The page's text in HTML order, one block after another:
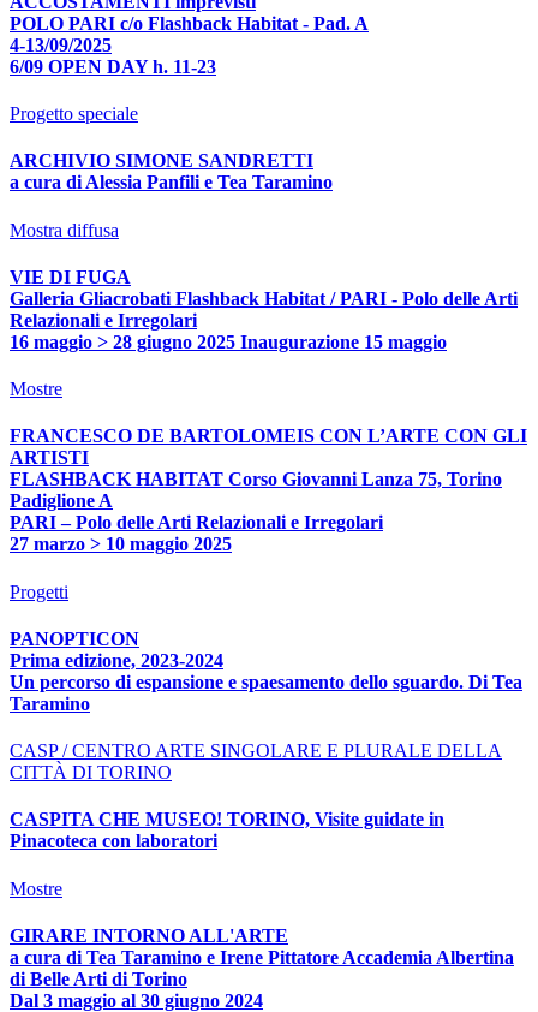
POLO PARI c/o Flashback Habitat - Pad. A
4-13/09/2025
6/09 OPEN DAY h. 11-23
Progetto speciale
ARCHIVIO SIMONE SANDRETTI
a cura di Alessia Panfili e Tea Taramino
Mostra diffusa
VIE DI FUGA
Galleria Gliacrobati Flashback Habitat / PARI - Polo delle Arti
Relazionali e Irregolari
16 maggio > 28 giugno 2025 Inaugurazione 15 maggio
Mostre
FRANCESCO DE BARTOLOMEIS CON L’ARTE CON GLI
ARTISTI
FLASHBACK HABITAT Corso Giovanni Lanza 75, Torino
Padiglione A
PARI – Polo delle Arti Relazionali e Irregolari
27 marzo > 10 maggio 2025
Progetti
PANOPTICON
Prima edizione, 2023-2024
Un percorso di espansione e spaesamento dello sguardo. Di Tea
Taramino
CASP / CENTRO ARTE SINGOLARE E PLURALE DELLA
CITTÀ DI TORINO
CASPITA CHE MUSEO! TORINO, Visite guidate in
Pinacoteca con laboratori
Mostre
GIRARE INTORNO ALL'ARTE
a cura di Tea Taramino e Irene Pittatore Accademia Albertina
di Belle Arti di Torino
Dal 3 maggio al 30 giugno 2024